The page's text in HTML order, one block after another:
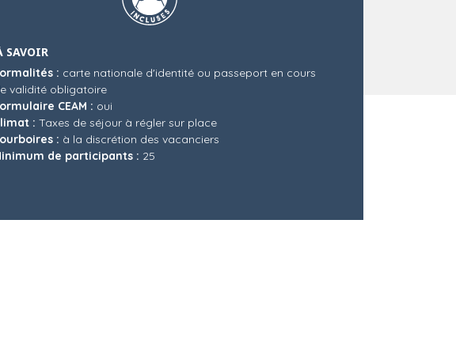
SAVOIR
: carte nationale d'identité ou passeport en cours
validité obligatoire
CEAM : oui
: Taxes de séjour à régler sur place
: à la discrétion des vacanciers
de participants : 25